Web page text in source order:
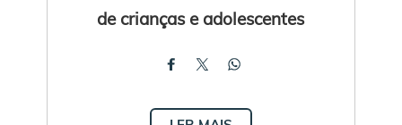
de crianças e adolescentes